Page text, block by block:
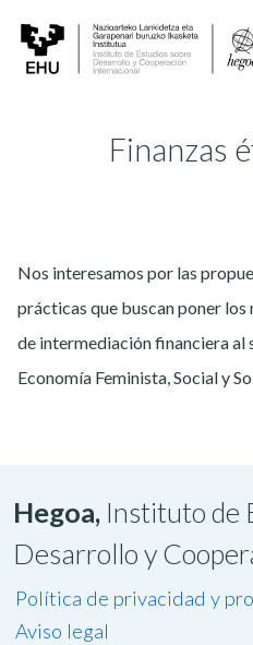
Finanzas
Nos interesamos por las
prácticas que buscan poner
de intermediación financiera al
Economía Feminista, Social y
Hegoa, Instituto de
Desarrollo y
Política de privacidad y
Aviso legal